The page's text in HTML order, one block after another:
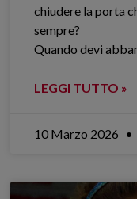
chiudere la porta
sempre?
Quando devi
LEGGI TUTTO »
10 Marzo 2026